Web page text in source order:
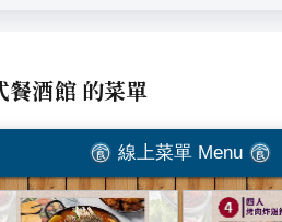
酒館的菜單
線上菜單 Menu